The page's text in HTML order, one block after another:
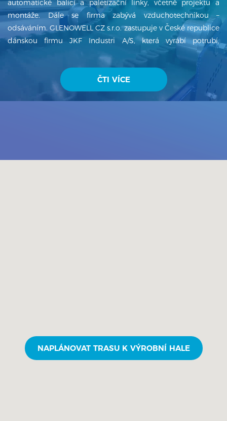
automatické balicí a paletizační linky, včetně projektu a
montáže. Dále se firma zabývá vzduchotechnikou –
odsáváním. GLENOWELL CZ s.r.o. zastupuje v České republice
dánskou firmu JKF Industri A/S, která vyrábí potrubí,
ventilátory, cyklony, filtry a další produkty z oblasti
vzduchotechniky. GLENOWELL CZ s.r.o. má několikaletou
tradici a od svého založení v roce 1996 firma dynamicky
exportuje na zahraniční trhy – Kanada, Japonsko, Německo,
Rakousko, Slovinsko, Chorvatsko, Maďarsko, Rumunsko,
ČTI VÍCE
NAPLÁNOVAT TRASU K VÝROBNÍ HALE